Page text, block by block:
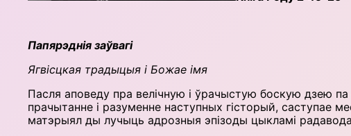
Папярэднія заўвагі
Ягвісцкая традыцыя і Божае імя
Пасля аповеду пра велічную і ўрачыстую боскую дзею па
прачытанне і разуменне наступных гісторый, саступае
матэрыял ды лучыць адрозныя эпізоды цыкламі